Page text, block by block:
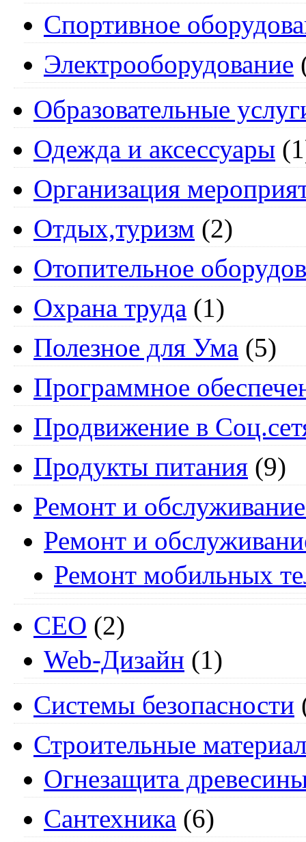
Спортивное
Электрооборудование
Образовательные
Одежда и аксессуары
Организация
Отдых,туризм (2)
Отопительное
Охрана труда (1)
Полезное для Ума (5)
Программное
Продвижение в
Продукты питания (9)
Ремонт и
Ремонт и
Ремонт мобильных
СЕО (2)
Web-Дизайн (1)
Системы безопасности
Строительные
Огнезащита
Сантехника (6)